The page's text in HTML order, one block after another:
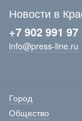
Новости в
+7 902 991 97
info@press-line.ru
Город
Общество